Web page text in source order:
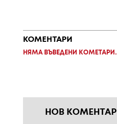
КОМЕНТАРИ
НЯМА ВЪВЕДЕНИ КОМЕТАРИ.
НОВ КОМЕНТАР